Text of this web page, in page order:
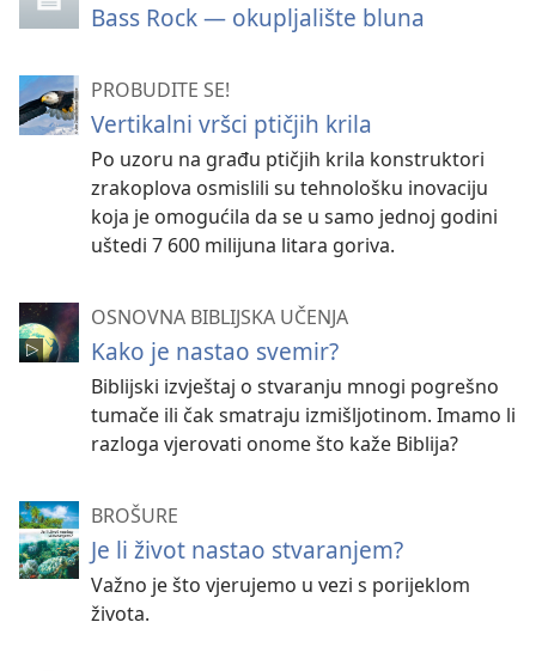
Bass Rock — okupljalište bluna
PROBUDITE SE!
Vertikalni vršci ptičjih krila
Po uzoru na građu ptičjih krila konstruktori
zrakoplova osmislili su tehnološku inovaciju
koja je omogućila da se u samo jednoj godini
uštedi 7 600 milijuna litara goriva.
OSNOVNA BIBLIJSKA UČENJA
Kako je nastao svemir?
Biblijski izvještaj o stvaranju mnogi pogrešno
tumače ili čak smatraju izmišljotinom. Imamo li
razloga vjerovati onome što kaže Biblija?
BROŠURE
Je li život nastao stvaranjem?
Važno je što vjerujemo u vezi s porijeklom
života.